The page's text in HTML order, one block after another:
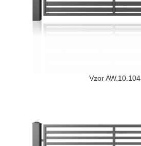
Vzor AW.10.104